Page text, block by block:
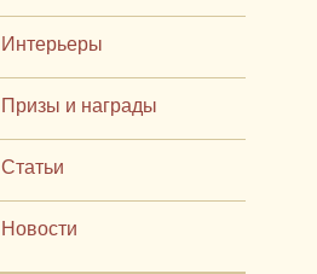
Интерьеры
Призы и награды
Статьи
Новости